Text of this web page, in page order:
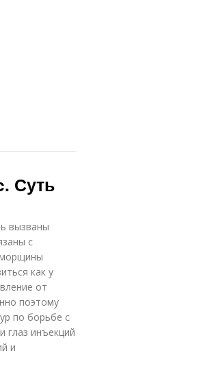
Суть
вызваны
с
как у
от
поэтому
по борьбе с
глаз инъекций
и